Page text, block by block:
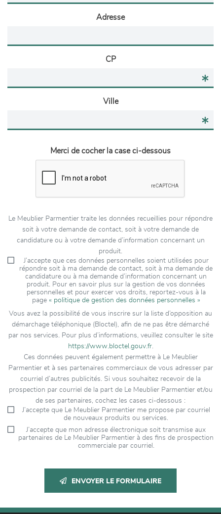
Adresse
CP
Ville
Merci de cocher la case ci-dessous
Le Meublier Parmentier traite les données recueillies pour répondre
soit à votre demande de contact, soit à votre demande de
candidature ou à votre demande d’information concernant un
produit.
J’accepte que ces données personnelles soient utilisées pour
répondre soit à ma demande de contact, soit à ma demande de
candidature ou à ma demande d’information concernant un
produit. Pour en savoir plus sur la gestion de vos données
personnelles et pour exercer vos droits, reportez-vous à la
page « politique de gestion des données personnelles »
Vous avez la possibilité de vous inscrire sur la liste d’opposition au
démarchage téléphonique (Bloctel), afin de ne pas être démarché
par nos services. Pour plus d’informations, veuillez consulter le site
https://www.bloctel.gouv.fr.
Ces données peuvent également permettre à Le Meublier
Parmentier et à ses partenaires commerciaux de vous adresser par
courriel d’autres publicités. Si vous souhaitez recevoir de la
prospection par courriel de la part de Le Meublier Parmentier et/ou
de ses partenaires, cochez les cases ci-dessous :
J’accepte que Le Meublier Parmentier me propose par courriel
de nouveaux produits ou services.
J’accepte que mon adresse électronique soit transmise aux
partenaires de Le Meublier Parmentier à des fins de prospection
commerciale par courriel.
ENVOYER LE FORMULAIRE